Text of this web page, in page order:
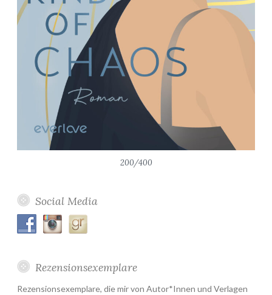
200/400
Social Media
Rezensionsexemplare
Rezensionsexemplare, die mir von Autor*Innen und Verlagen